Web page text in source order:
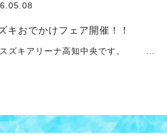
キおでかけフェア開催！！
アリーナ高知中央です。 …